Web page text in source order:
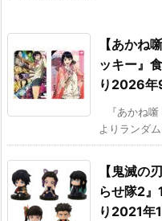
【あかね
ッキー』
り2026年
『あかね
よりランダ
【鬼滅の
らせ隊2
り2021年